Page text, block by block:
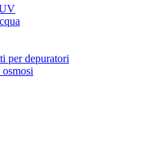
per depuratori
osmosi